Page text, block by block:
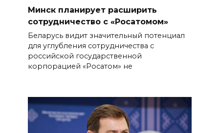
Минск планирует расширить
сотрудничество с «Росатомом»
Беларусь видит значительный потенциал
для углубления сотрудничества с
российской государственной
корпорацией «Росатом» не